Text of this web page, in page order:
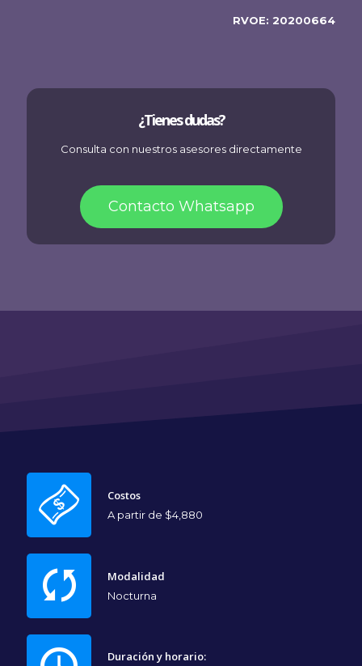
RVOE: 20200664
¿Tienes dudas?
Consulta con nuestros asesores directamente
Contacto Whatsapp
Costos
A partir de $4,880
Modalidad
Nocturna
Duración y horario: